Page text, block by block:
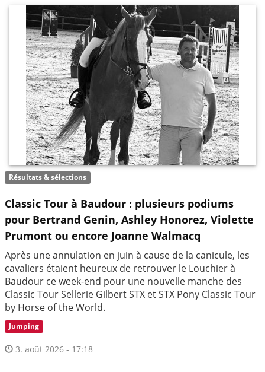
Résultats & sélections
Classic Tour à Baudour : plusieurs podiums
pour Bertrand Genin, Ashley Honorez, Violette
Prumont ou encore Joanne Walmacq
Après une annulation en juin à cause de la canicule, les
cavaliers étaient heureux de retrouver le Louchier à
Baudour ce week-end pour une nouvelle manche des
Classic Tour Sellerie Gilbert STX et STX Pony Classic Tour
by Horse of the World.
Jumping
3. août 2026 - 17:18